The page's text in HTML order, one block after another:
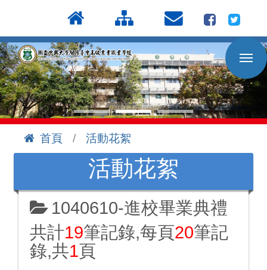
到
主
要
內
容
區
首頁
活動花絮
活動花絮
1040610-進校畢業典禮
共計19筆記錄,每頁20筆記
錄,共1頁